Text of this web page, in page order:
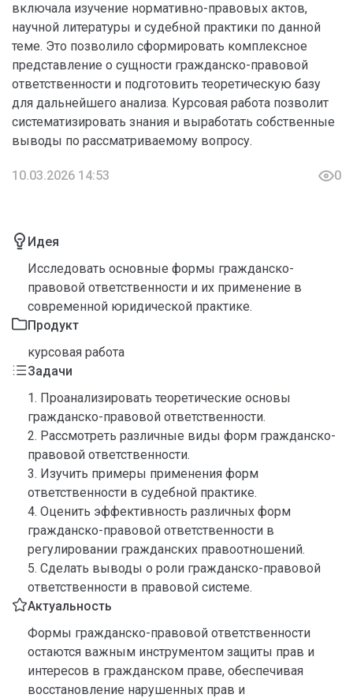
включала изучение нормативно-правовых актов,
научной литературы и судебной практики по данной
теме. Это позволило сформировать комплексное
представление о сущности гражданско-правовой
ответственности и подготовить теоретическую базу
для дальнейшего анализа. Курсовая работа позволит
систематизировать знания и выработать собственные
выводы по рассматриваемому вопросу.
10.03.2026 14:53 0
Идея
Исследовать основные формы гражданско-
правовой ответственности и их применение в
современной юридической практике.
Продукт
курсовая работа
Задачи
1. Проанализировать теоретические основы
гражданско-правовой ответственности.
2. Рассмотреть различные виды форм гражданско-
правовой ответственности.
3. Изучить примеры применения форм
ответственности в судебной практике.
4. Оценить эффективность различных форм
гражданско-правовой ответственности в
регулировании гражданских правоотношений.
5. Сделать выводы о роли гражданско-правовой
ответственности в правовой системе.
Актуальность
Формы гражданско-правовой ответственности
остаются важным инструментом защиты прав и
интересов в гражданском праве, обеспечивая
восстановление нарушенных прав и